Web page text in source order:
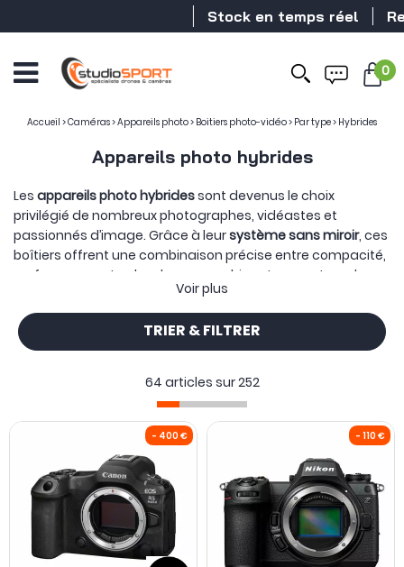
Stock en temps réel Revendeur
0
Accueil >Caméras>Appareils photo> Boitiers photo-vidéo> Par type> Hybrides
Appareils photo hybrides
Les appareils photo hybridessont devenus le choix
privilégié de nombreux photographes, vidéastes et
passionnés d’image. Grâce à leursystème sans miroir, ces
boîtiers offrent une combinaison précise entre compacité,
performance et polyvalence, combinant un capteur de
grande taille avec un viseur électronique et une large
compatibilité optique, sans le mécanisme reflex
traditionnel. Ils embarquent lesdernières technologies en
matière d’autofocus,de traitement d’imageet
d’enregistrement vidéo
, tout en permettant
Que vous recherchiez unboîtier hybride compactpour
voyager léger ou que vous souhaitiez investir dans le
meilleur appareil photo hybride
pour monter en gamme,
cette catégorie regroupe les références des plus grandes
marques du marché. Elle s’adresse aussi bien aux
amateurs qui veulent progresser avec lemeilleur appareil
photo hybride débutant
, qu’aux photographes confirmés
souhaitantchoisir leur boîtier hybride
en fonction de leurs
Voir plus
TRIER & FILTRER
64 articles sur252